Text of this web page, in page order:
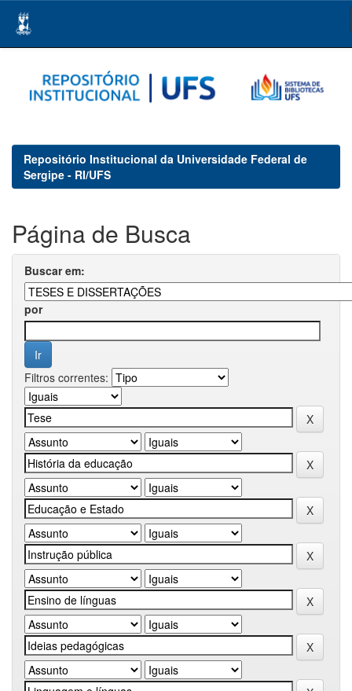
navigation
Repositório Institucional da Universidade Federal de
Sergipe - RI/UFS
Página de Busca
Buscar em:
por
Filtros correntes: